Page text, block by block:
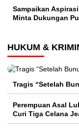
Sampaikan
Minta Dukungan
HUKUM &
Tragis “Setelah
Perempuan Asal
Curi Tiga Celana